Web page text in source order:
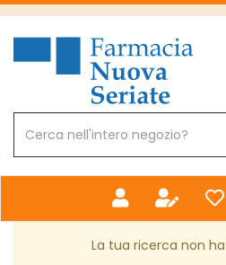
Passa
principale
Farmacia
Nuova
Prodotto
La tua ricerca non